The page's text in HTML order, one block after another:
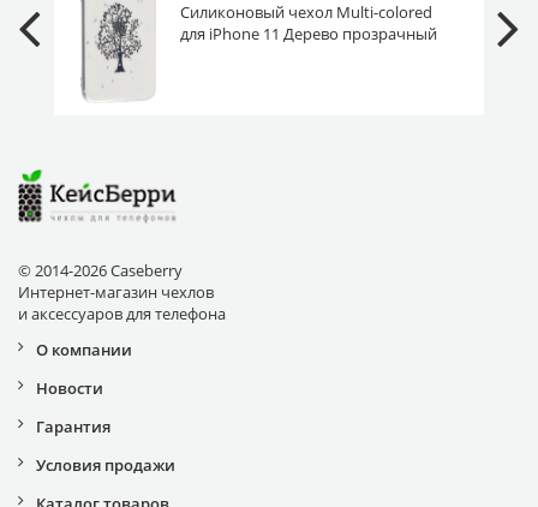
Силиконовый чехол Multi-colored
для iPhone 11 Дерево прозрачный
© 2014-2026 Caseberry
Интернет-магазин чехлов
и аксессуаров для телефона
О компании
Новости
Гарантия
Условия продажи